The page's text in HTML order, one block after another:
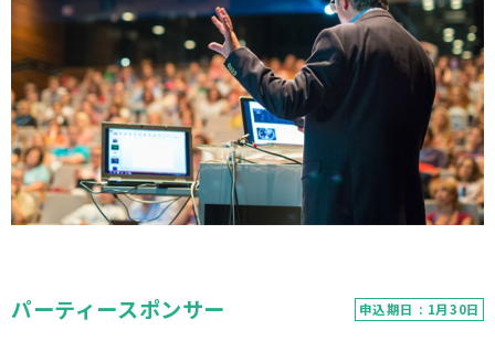
パーティースポンサー 申込期日 : 1月30日